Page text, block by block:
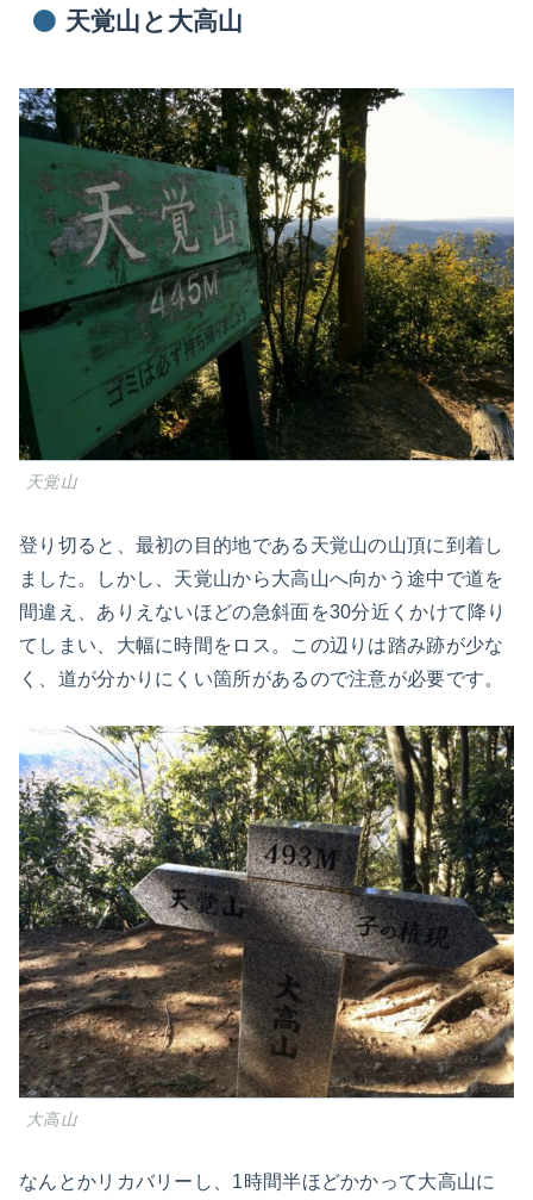
天覚山と大高山
天覚山
登り切ると、最初の目的地である天覚山の山頂に到着し
ました。しかし、天覚山から大高山へ向かう途中で道を
間違え、ありえないほどの急斜面を30分近くかけて降り
てしまい、大幅に時間をロス。この辺りは踏み跡が少な
く、道が分かりにくい箇所があるので注意が必要です。
大高山
なんとかリカバリーし、1時間半ほどかかって大高山に